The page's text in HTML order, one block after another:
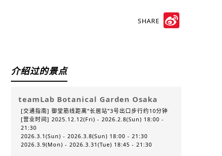
SHARE
介绍过的景点
teamLab Botanical Garden Osaka
[交通指南] 御堂筋线距离“长居站”3号出口步行约10分钟
[营业时间] 2025.12.12(Fri) - 2026.2.8(Sun) 18:00 -
21:30
2026.3.1(Sun) - 2026.3.8(Sun) 18:00 - 21:30
2026.3.9(Mon) - 2026.3.31(Tue) 18:45 - 21:30